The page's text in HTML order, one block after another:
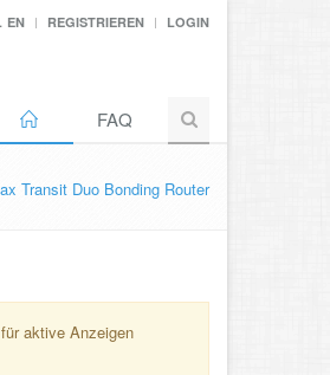
EN REGISTRIEREN LOGIN
FAQ
Transit Duo Bonding Router
aktive Anzeigen